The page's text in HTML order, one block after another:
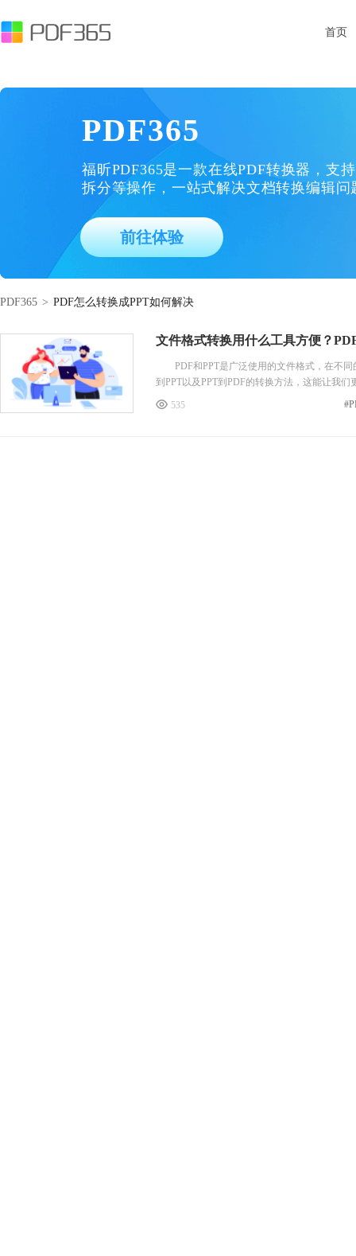
首页
PDF365
福昕PDF365是一款在线PDF转换器，支
拆分等操作，一站式解决文档转换编辑问
前往体验
PDF365 > PDF怎么转换成PPT如何解决
文件格式转换用什么工具方便？
PDF和PPT是广泛使用的文件格式，在不同
到PPT以及PPT到PDF的转换方法，这能让我
535